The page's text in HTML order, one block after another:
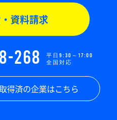
資料請求
268
平日9:30～17:00
全国対応
得済の企業はこちら